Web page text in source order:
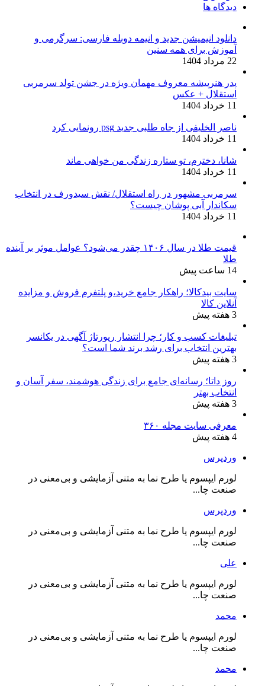
دیدگاه ها
دانلود انیمیشن جدید و انیمه دوبله فارسی: سرگرمی و
آموزش برای همه سنین
22 مرداد 1404
پدر هنرپیشه معروف مهمان ویژه در جشن تولد سرمربی
استقلال + عکس
11 خرداد 1404
ناصر الخلیفی از جاه طلبی جدید psg رونمایی کرد
11 خرداد 1404
شانا، دخترم، تو ستاره زندگی من خواهی ماند
11 خرداد 1404
سرمربی مشهور در راه استقلال/ نقش سیدورف در انتخاب
سکاندار آبی پوشان چیست؟
11 خرداد 1404
قیمت طلا در سال ۱۴۰۶ چقدر می‌شود؟ عوامل موثر بر آینده
طلا
14 ساعت پیش
سایت بیدکالا؛ راهکار جامع خرید،و پلتفرم فروش و مزایده
آنلاین کالا
3 هفته پیش
تبلیغات کسب و کار؛ چرا انتشار رپورتاژ آگهی در یکانسر
بهترین انتخاب برای رشد برند شما است؟
3 هفته پیش
روز داتا؛ رسانه‌ای جامع برای زندگی هوشمند، سفر آسان و
انتخاب بهتر
3 هفته پیش
معرفی سایت مجله ۳۶۰
4 هفته پیش
وردپرس
لورم ایپسوم یا طرح‌ نما به متنی آزمایشی و بی‌معنی در
صنعت چا...
وردپرس
لورم ایپسوم یا طرح‌ نما به متنی آزمایشی و بی‌معنی در
صنعت چا...
علی
لورم ایپسوم یا طرح‌ نما به متنی آزمایشی و بی‌معنی در
صنعت چا...
محمد
لورم ایپسوم یا طرح‌ نما به متنی آزمایشی و بی‌معنی در
صنعت چا...
محمد